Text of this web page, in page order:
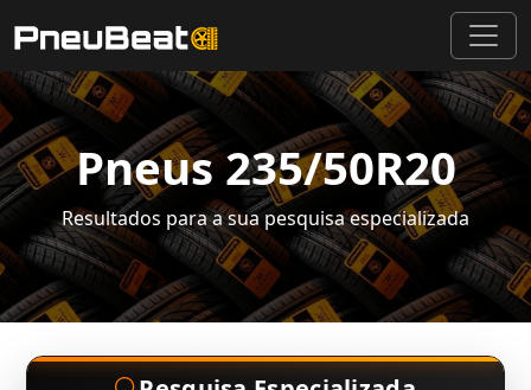
Pneus 235/50R20
Resultados para a sua pesquisa especializada